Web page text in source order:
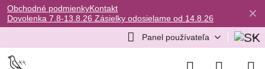
✕
Obchodné podmienkyKontakt
Dovolenka 7.8-13.8.26 Zásielky odosielame od 14.8.26
Panel používateľa